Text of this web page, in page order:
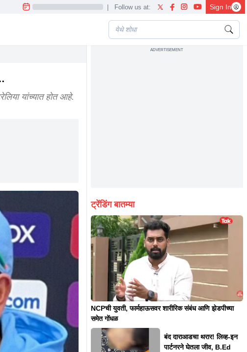
| Follow us at: Sign In
यांच्यात होत आहे.
ADVERTISEMENT
ट्रेंडिंग बातम्या
NCPची युवती, फार्महाऊसवर शारीरिक संबंध आणि झेडपीच्या
समेत गोंधळ
बंद दाराआडचा थरार! लिव्ह-इन
पार्टनरने घेतला जीव, B.Ed